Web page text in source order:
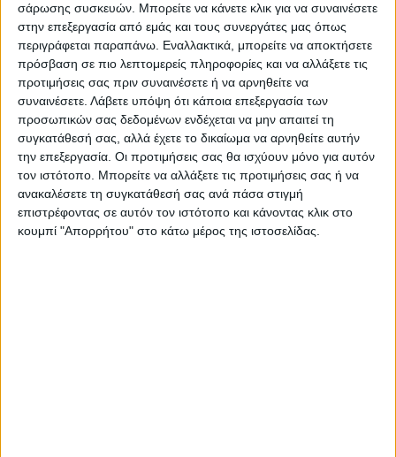
σάρωσης συσκευών. Μπορείτε να κάνετε κλικ για να συναινέσετε
στην επεξεργασία από εμάς και τους συνεργάτες μας όπως
περιγράφεται παραπάνω. Εναλλακτικά, μπορείτε να αποκτήσετε
πρόσβαση σε πιο λεπτομερείς πληροφορίες και να αλλάξετε τις
προτιμήσεις σας πριν συναινέσετε ή να αρνηθείτε να
συναινέσετε. Λάβετε υπόψη ότι κάποια επεξεργασία των
προσωπικών σας δεδομένων ενδέχεται να μην απαιτεί τη
συγκατάθεσή σας, αλλά έχετε το δικαίωμα να αρνηθείτε αυτήν
την επεξεργασία. Οι προτιμήσεις σας θα ισχύουν μόνο για αυτόν
τον ιστότοπο. Μπορείτε να αλλάξετε τις προτιμήσεις σας ή να
ανακαλέσετε τη συγκατάθεσή σας ανά πάσα στιγμή
επιστρέφοντας σε αυτόν τον ιστότοπο και κάνοντας κλικ στο
κουμπί "Απορρήτου" στο κάτω μέρος της ιστοσελίδας.
Εγγυημένες & Ασφαλείς Συναλλαγές
Περιγραφή Πληροφορίες Ερωτήσεις
Καναπές – κρεβάτι Bella Megapap τριθέσιος
υφασμάτινος χρώμα καφέ 208x81x85εκ.